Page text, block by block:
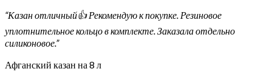
“Казан отличный👍 Рекомендую к покупке. Резиновое
уплотнительное кольцо в комплекте. Заказала отдельно
силиконовое.”
Афганский казан на 8 л